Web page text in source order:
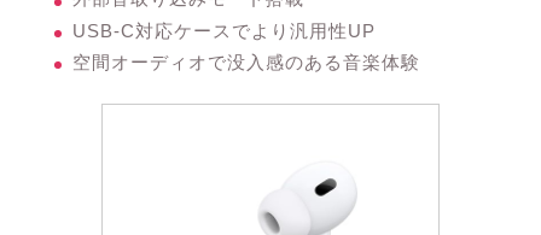
USB-C対応ケースでより汎用性UP
空間オーディオで没入感のある音楽体験